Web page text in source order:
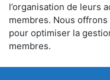
l’organisation de leurs
membres. Nous
pour optimiser la
membres.